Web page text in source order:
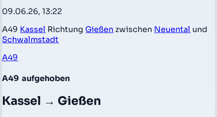
09.06.26, 13:22
A49 Kassel Richtung Gießen zwischen Neuental und
Schwalmstadt
A49
A49 aufgehoben
Kassel → Gießen